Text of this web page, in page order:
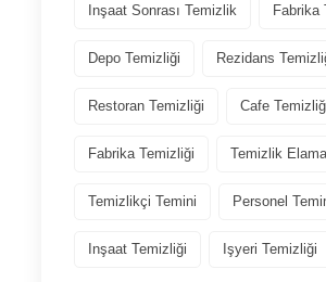
Inşaat Sonrası Temizlik Fabrika
Depo Temizliği Rezidans
Restoran Temizliği Cafe
Fabrika Temizliği Temizlik
Temizlikçi Temini Personel
Inşaat Temizliği Işyeri Temizliği